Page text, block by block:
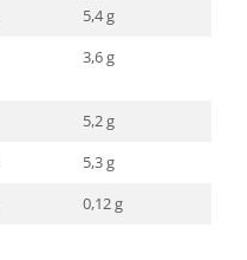
5,4 g
3,6 g
5,2 g
5,3 g
0,12 g